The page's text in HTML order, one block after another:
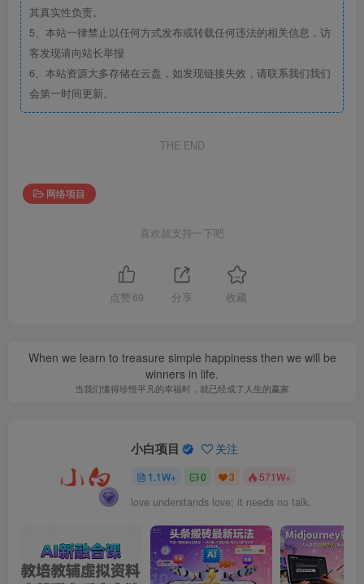
其真实性负责。
5、本站一律禁止以任何方式发布或转载任何违法的相关信息，访
客发现请向站长举报
6、本站资源大多存储在云盘，如发现链接失效，请联系我们我们
会第一时间更新。
THE END
网络项目
喜欢就支持一下吧
点赞 69 分享 收藏
When we learn to treasure simple happiness then we will be
winners in life.
当我们懂得珍惜平凡的幸福时，就已经成了人生的赢家
小白项目 关注
1.1W+ 0 3 571W+
love understands love; it needs no talk.